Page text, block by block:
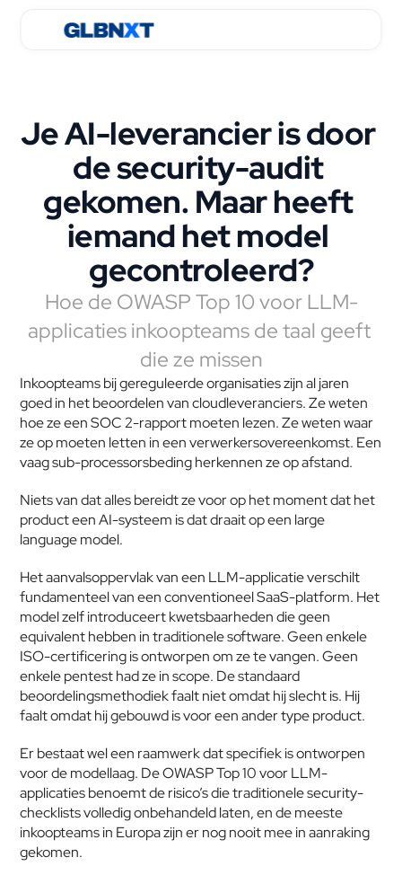
Je AI-leverancier is door
de security-audit
gekomen. Maar heeft
iemand het model
gecontroleerd?
Hoe de OWASP Top 10 voor LLM-
applicaties inkoopteams de taal geeft
die ze missen
Inkoopteams bij gereguleerde organisaties zijn al jaren
goed in het beoordelen van cloudleveranciers. Ze weten
hoe ze een SOC 2-rapport moeten lezen. Ze weten waar
ze op moeten letten in een verwerkersovereenkomst. Een
vaag sub-processorsbeding herkennen ze op afstand.
Niets van dat alles bereidt ze voor op het moment dat het
product een AI-systeem is dat draait op een large
language model.
Het aanvalsoppervlak van een LLM-applicatie verschilt
fundamenteel van een conventioneel SaaS-platform. Het
model zelf introduceert kwetsbaarheden die geen
equivalent hebben in traditionele software. Geen enkele
ISO-certificering is ontworpen om ze te vangen. Geen
enkele pentest had ze in scope. De standaard
beoordelingsmethodiek faalt niet omdat hij slecht is. Hij
faalt omdat hij gebouwd is voor een ander type product.
Er bestaat wel een raamwerk dat specifiek is ontworpen
voor de modellaag. De OWASP Top 10 voor LLM-
applicaties benoemt de risico’s die traditionele security-
checklists volledig onbehandeld laten, en de meeste
inkoopteams in Europa zijn er nog nooit mee in aanraking
gekomen.